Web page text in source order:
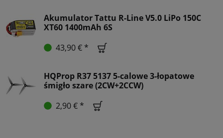
Akumulator Tattu R-Line V5.0 LiPo 150C
XT60 1400mAh 6S
43,90 € *
HQProp R37 5137 5-calowe 3-łopatowe
śmigło szare (2CW+2CCW)
2,90 € *